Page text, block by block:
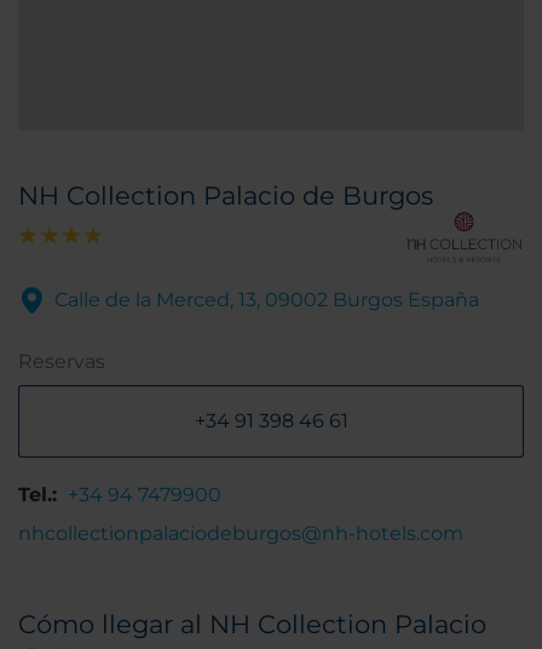
NH Collection Palacio de Burgos
Calle de la Merced, 13, 09002 Burgos España
Reservas
+34 91 398 46 61
Tel.: +34 94 7479900
nhcollectionpalaciodeburgos@nh-hotels.com
Cómo llegar al NH Collection Palacio